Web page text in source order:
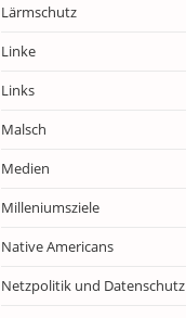
Lärmschutz
Linke
Links
Malsch
Medien
Milleniumsziele
Native Americans
Netzpolitik und Datenschutz